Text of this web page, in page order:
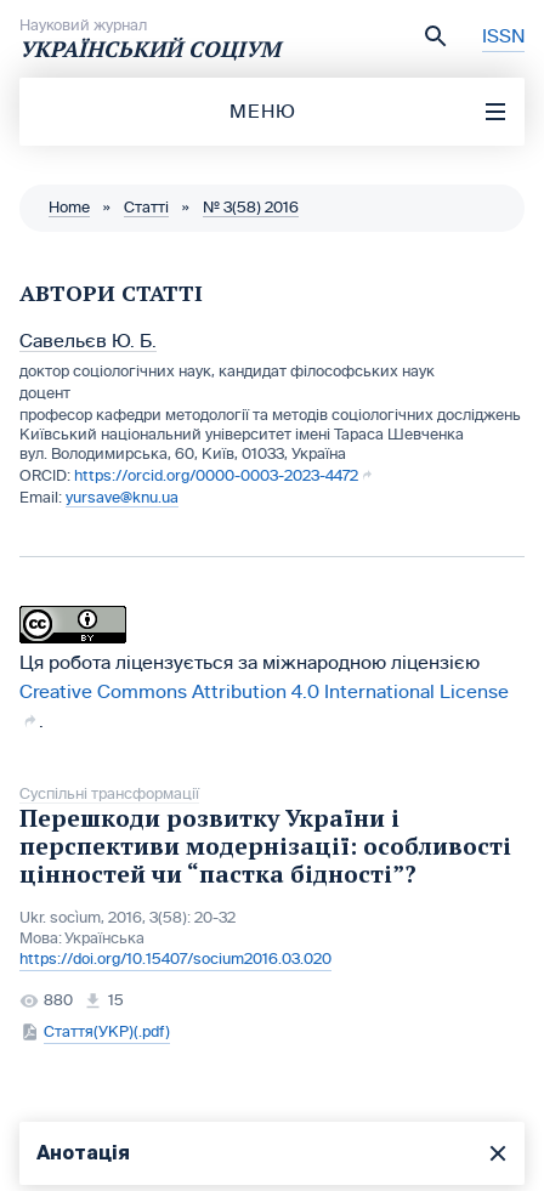
Науковий журнал
УКРАЇНСЬКИЙ СОЦІУМ ISSN
МЕНЮ
Home » Статті » № 3(58) 2016
АВТОРИ СТАТТІ
Савельєв Ю. Б.
доктор соціологічних наук, кандидат філософських наук
доцент
професор кафедри методології та методів соціологічних досліджень
Київський національний університет імені Тараса Шевченка
вул. Володимирська, 60, Київ, 01033, Україна
https://orcid.org/0000-0003-2023-4472
yursave@knu.ua
Ця робота ліцензується за міжнародною ліцензією
Creative Commons Attribution 4.0 International License
Суспільні трансформації
Перешкоди розвитку України і
перспективи модернізації: особливості
цінностей чи “пастка бідності”?
Ukr. socìum, 2016, 3(58): 20-32
Мова:Українська
https://doi.org/10.15407/socium2016.03.020
880
15
Стаття(УКР)(.pdf)
Анотація